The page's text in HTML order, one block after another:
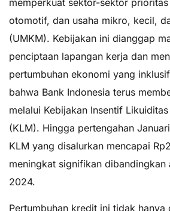
otomotif, dan usaha mikro, kecil,
(UMKM). Kebijakan ini dianggap
penciptaan lapangan kerja dan
pertumbuhan ekonomi yang
bahwa Bank Indonesia terus
melalui Kebijakan Insentif
(KLM). Hingga pertengahan
KLM yang disalurkan mencapai
meningkat signifikan dibandingkan
2024.
Pertumbuhan kredit ini tidak hanya